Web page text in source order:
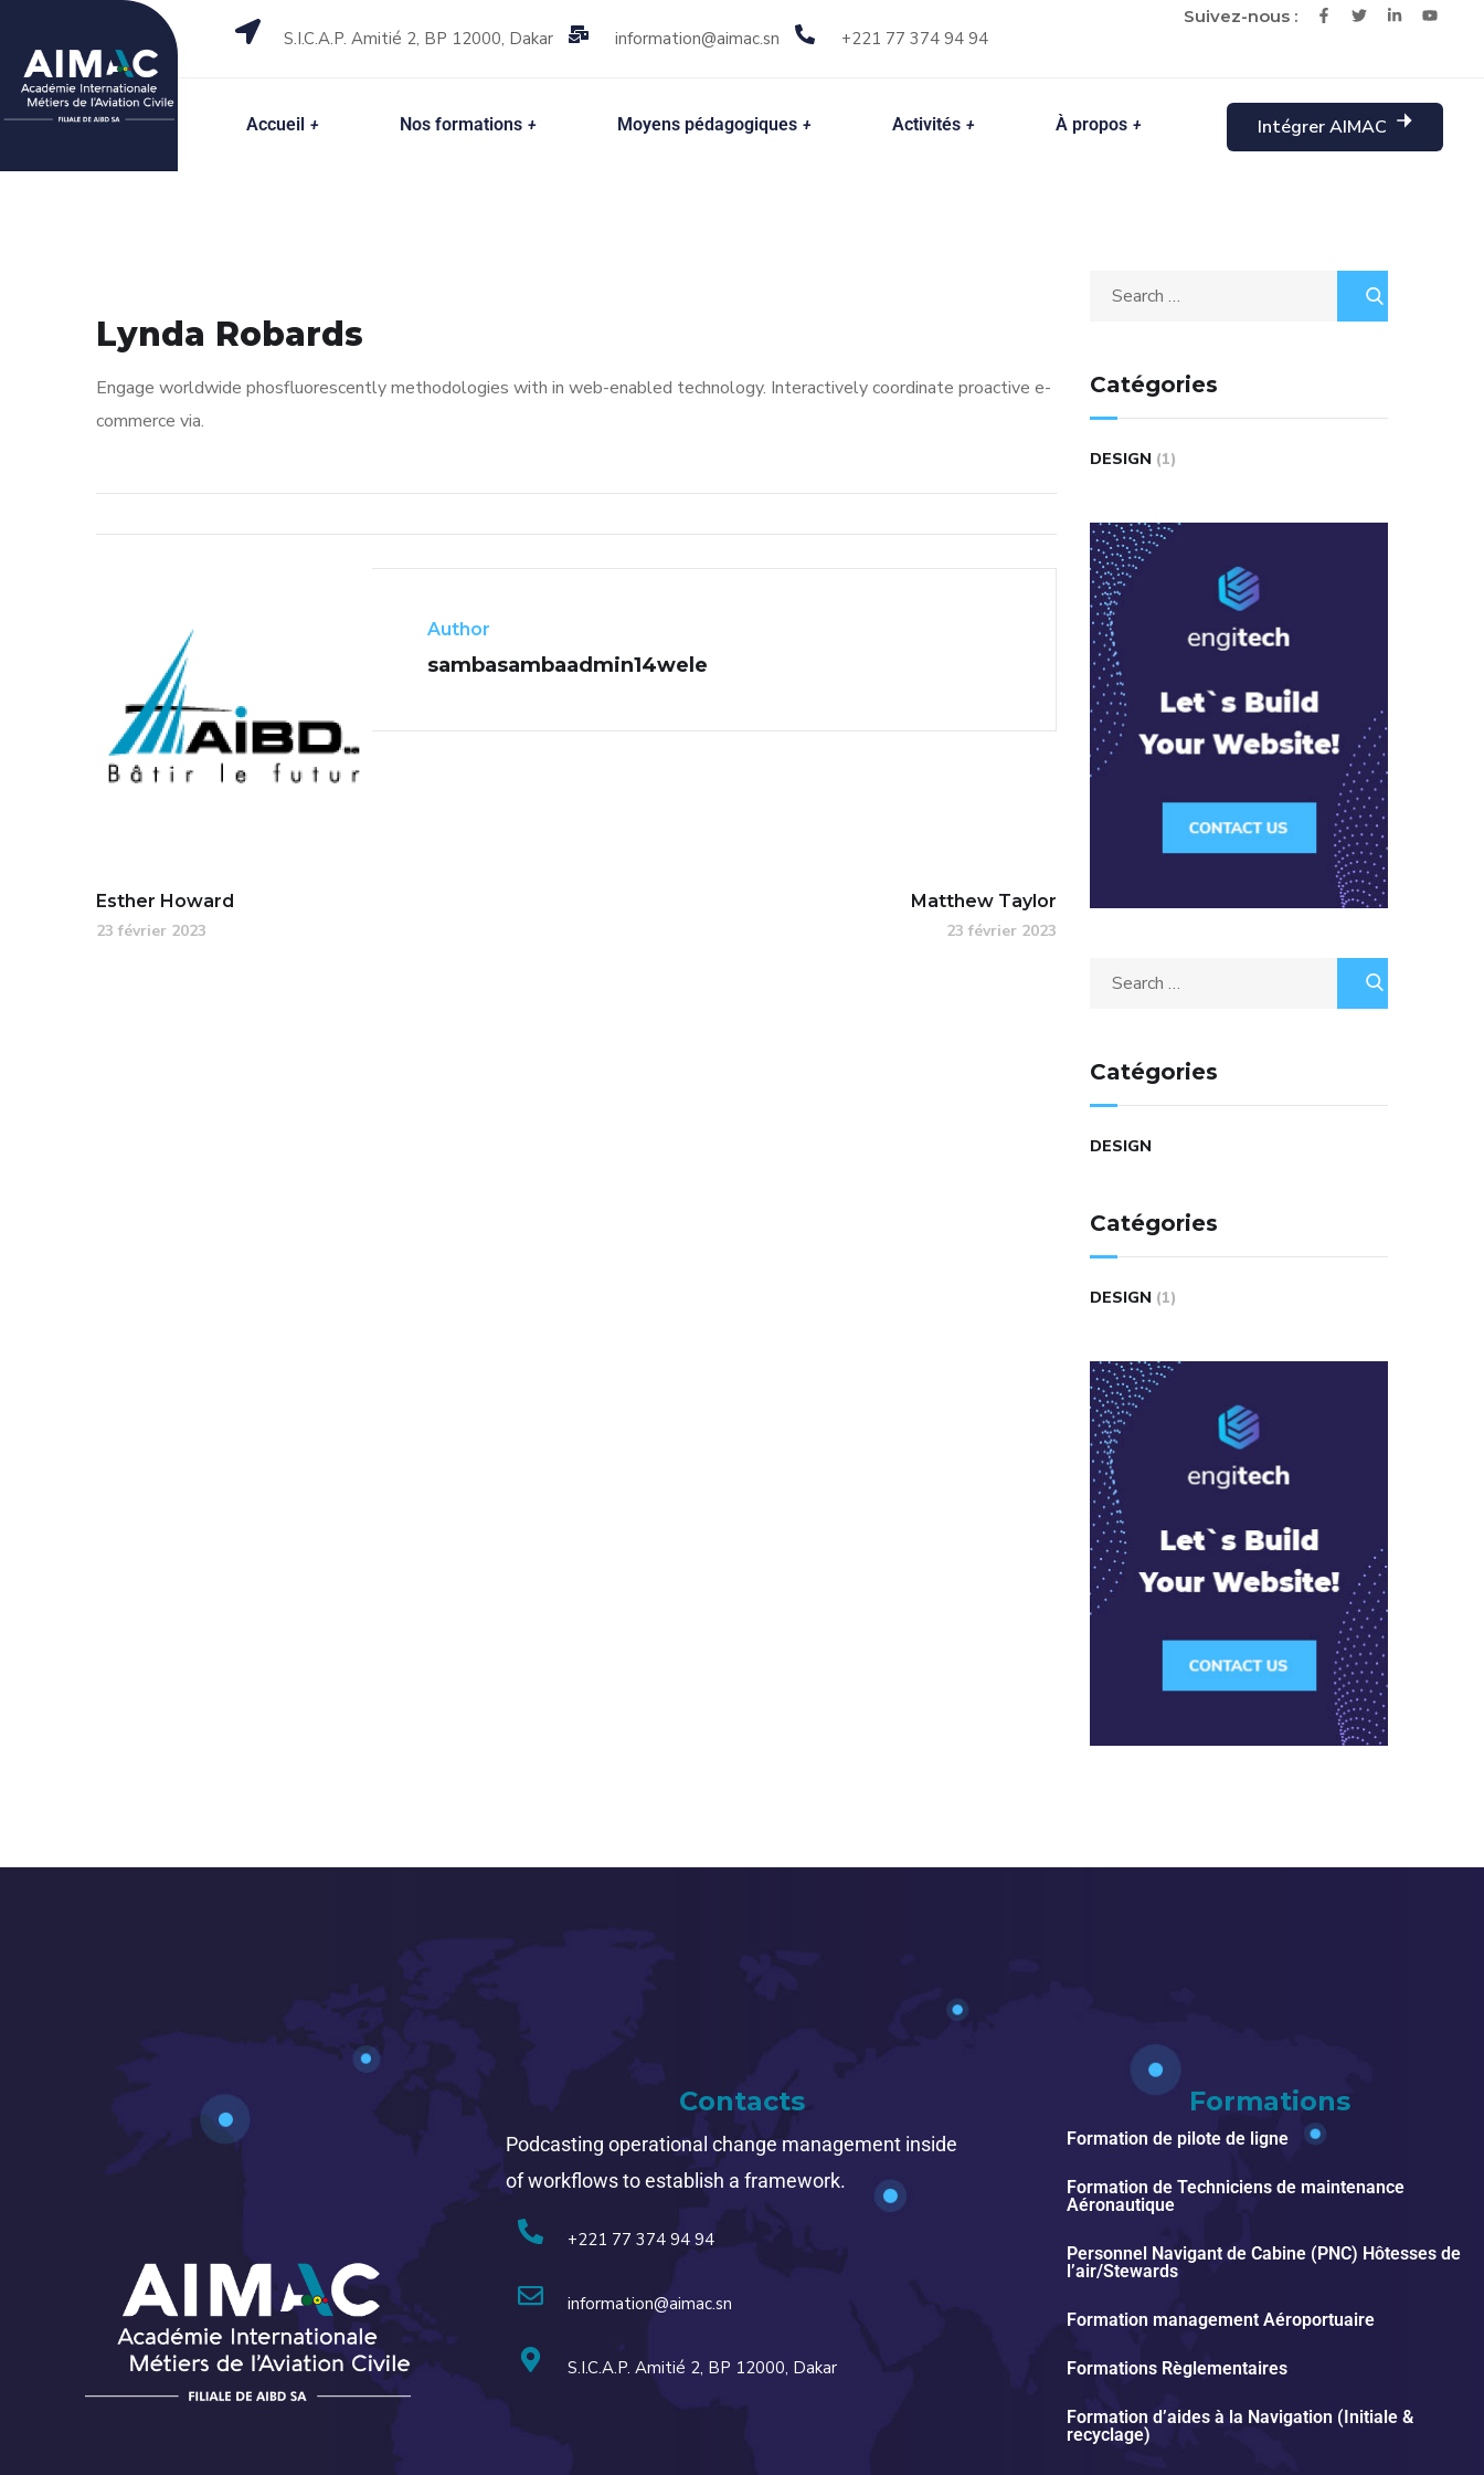
S.I.C.A.P. Amitié 2, BP 12000, Dakar information@aimac.sn +221 77 374 94 94
Suivez-nous :
Accueil Nos formations Moyens pédagogiques Activités À propos Intégrer AIMAC
Lynda Robards
Engage worldwide phosfluorescently methodologies with in web-enabled technology. Interactively coordinate proactive e-
commerce via.
Author
sambasambaadmin14wele
Esther Howard
23 février 2023
Matthew Taylor
23 février 2023
Catégories
DESIGN (1)
Catégories
DESIGN
Catégories
DESIGN (1)
Contacts
Podcasting operational change management inside
of workflows to establish a framework.
+221 77 374 94 94
information@aimac.sn
S.I.C.A.P. Amitié 2, BP 12000, Dakar
Formations
Formation de pilote de ligne
Formation de Techniciens de maintenance
Aéronautique
Personnel Navigant de Cabine (PNC) Hôtesses de
l’air/Stewards
Formation management Aéroportuaire
Formations Règlementaires
Formation d’aides à la Navigation (Initiale &
recyclage)